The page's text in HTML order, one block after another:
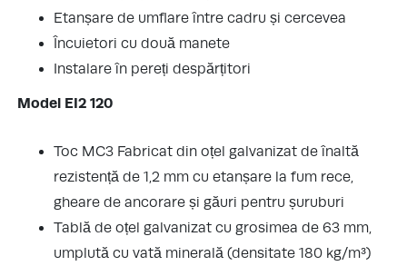
Etanșare de umflare între cadru și cercevea
Încuietori cu două manete
Instalare în pereți despărțitori
Model EI2 120
Toc MC3 Fabricat din oțel galvanizat de înaltă
rezistență de 1,2 mm cu etanșare la fum rece,
gheare de ancorare și găuri pentru șuruburi
Tablă de oțel galvanizat cu grosimea de 63 mm,
umplută cu vată minerală (densitate 180 kg/m³)